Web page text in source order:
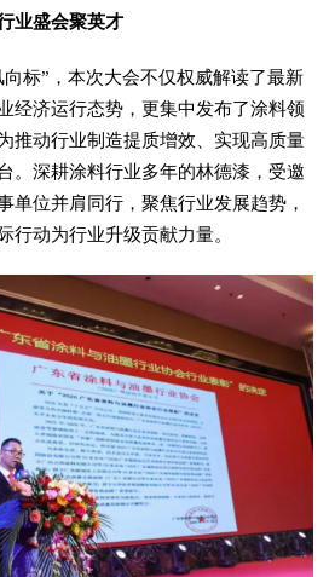
盛会聚英才
”，本次大会不仅权威解读了最新
经济运行态势，更集中发布了涂料领
推动行业制造提质增效、实现高质量
。深耕涂料行业多年的林德漆，受邀
单位并肩同行，聚焦行业发展趋势，
行动为行业升级贡献力量。